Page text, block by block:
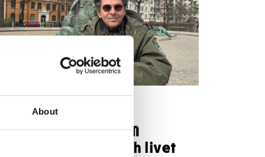
About
5.5.2026
Strömstedt OM
kärleken, Finland och livet